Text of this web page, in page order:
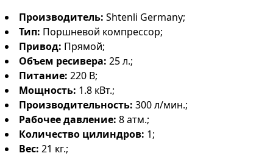
Производитель: Shtenli Germany;
Тип: Поршневой компрессор;
Привод: Прямой;
Объем ресивера: 25 л.;
Питание: 220 В;
Мощность: 1.8 кВт.;
Производительность: 300 л/мин.;
Рабочее давление: 8 атм.;
Количество цилиндров: 1;
Вес: 21 кг.;